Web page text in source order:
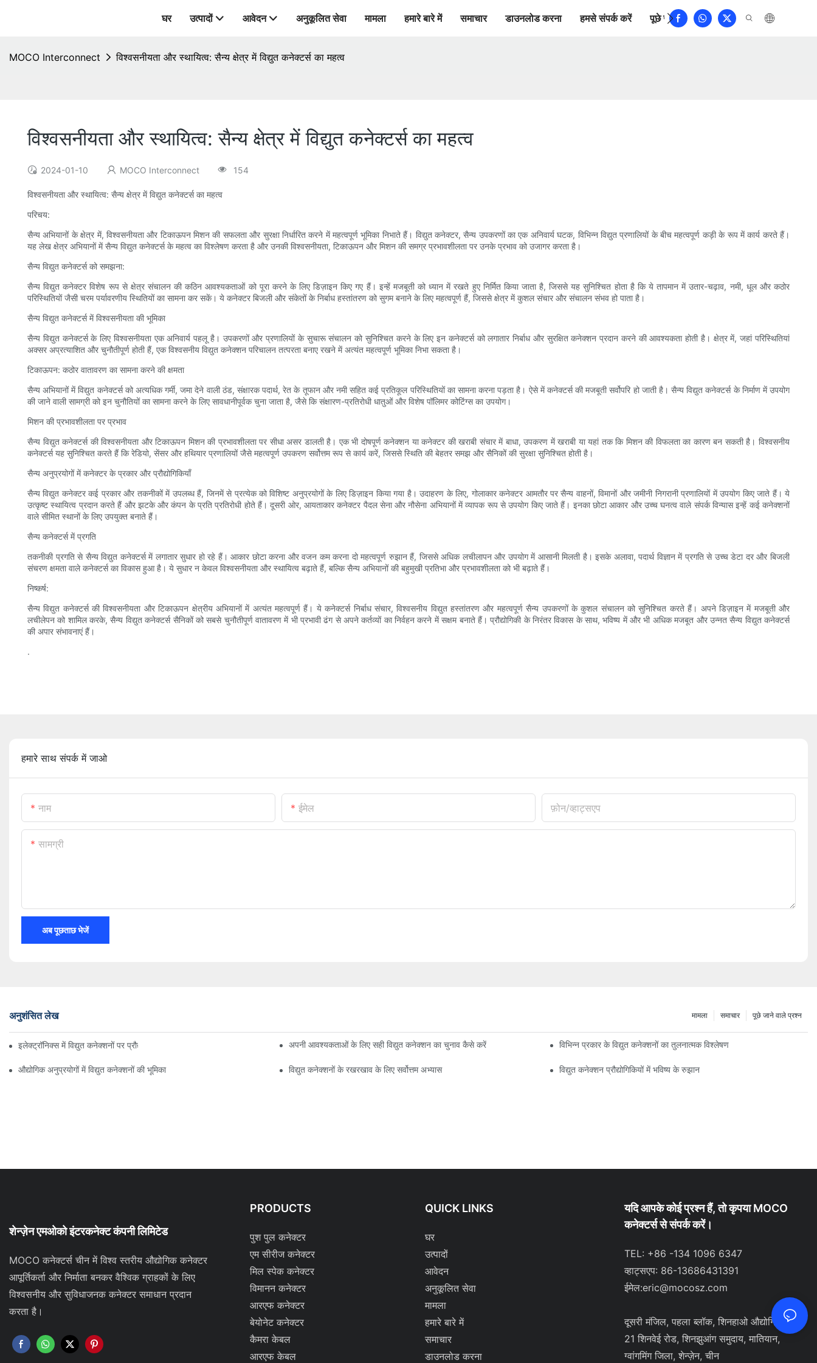
घर उत्पादों आवेदन अनुकूलित सेवा मामला हमारे बारे में समाचार डाउनलोड करना हमसे संपर्क करें पूछे जाने वाले प्रश्न
MOCO Interconnect विश्वसनीयता और स्थायित्व: सैन्य क्षेत्र में विद्युत कनेक्टर्स का महत्व
विश्वसनीयता और स्थायित्व: सैन्य क्षेत्र में विद्युत कनेक्टर्स का महत्व
2024-01-10 MOCO Interconnect 154
विश्वसनीयता और स्थायित्व: सैन्य क्षेत्र में विद्युत कनेक्टर्स का महत्व
परिचय:
सैन्य अभियानों के क्षेत्र में, विश्वसनीयता और टिकाऊपन मिशन की सफलता और सुरक्षा निर्धारित करने में महत्वपूर्ण भूमिका निभाते हैं। विद्युत कनेक्टर, सैन्य उपकरणों का एक अनिवार्य घटक, विभिन्न विद्युत प्रणालियों के बीच महत्वपूर्ण कड़ी के रूप में कार्य करते हैं।
यह लेख क्षेत्र अभियानों में सैन्य विद्युत कनेक्टर्स के महत्व का विश्लेषण करता है और उनकी विश्वसनीयता, टिकाऊपन और मिशन की समग्र प्रभावशीलता पर उनके प्रभाव को उजागर करता है।
सैन्य विद्युत कनेक्टर्स को समझना:
सैन्य विद्युत कनेक्टर विशेष रूप से क्षेत्र संचालन की कठिन आवश्यकताओं को पूरा करने के लिए डिज़ाइन किए गए हैं। इन्हें मजबूती को ध्यान में रखते हुए निर्मित किया जाता है, जिससे यह सुनिश्चित होता है कि ये तापमान में उतार-चढ़ाव, नमी, धूल और कठोर
परिस्थितियों जैसी चरम पर्यावरणीय स्थितियों का सामना कर सकें। ये कनेक्टर बिजली और संकेतों के निर्बाध हस्तांतरण को सुगम बनाने के लिए महत्वपूर्ण हैं, जिससे क्षेत्र में कुशल संचार और संचालन संभव हो पाता है।
सैन्य विद्युत कनेक्टर्स में विश्वसनीयता की भूमिका
सैन्य विद्युत कनेक्टर्स के लिए विश्वसनीयता एक अनिवार्य पहलू है। उपकरणों और प्रणालियों के सुचारू संचालन को सुनिश्चित करने के लिए इन कनेक्टर्स को लगातार निर्बाध और सुरक्षित कनेक्शन प्रदान करने की आवश्यकता होती है। क्षेत्र में, जहां परिस्थितियां
अक्सर अप्रत्याशित और चुनौतीपूर्ण होती हैं, एक विश्वसनीय विद्युत कनेक्शन परिचालन तत्परता बनाए रखने में अत्यंत महत्वपूर्ण भूमिका निभा सकता है।
टिकाऊपन: कठोर वातावरण का सामना करने की क्षमता
सैन्य अभियानों में विद्युत कनेक्टर्स को अत्यधिक गर्मी, जमा देने वाली ठंड, संक्षारक पदार्थ, रेत के तूफान और नमी सहित कई प्रतिकूल परिस्थितियों का सामना करना पड़ता है। ऐसे में कनेक्टर्स की मजबूती सर्वोपरि हो जाती है। सैन्य विद्युत कनेक्टर्स के निर्माण में उपयोग
की जाने वाली सामग्री को इन चुनौतियों का सामना करने के लिए सावधानीपूर्वक चुना जाता है, जैसे कि संक्षारण-प्रतिरोधी धातुओं और विशेष पॉलिमर कोटिंग्स का उपयोग।
मिशन की प्रभावशीलता पर प्रभाव
सैन्य विद्युत कनेक्टर्स की विश्वसनीयता और टिकाऊपन मिशन की प्रभावशीलता पर सीधा असर डालती है। एक भी दोषपूर्ण कनेक्शन या कनेक्टर की खराबी संचार में बाधा, उपकरण में खराबी या यहां तक ​​कि मिशन की विफलता का कारण बन सकती है। विश्वसनीय
कनेक्टर्स यह सुनिश्चित करते हैं कि रेडियो, सेंसर और हथियार प्रणालियों जैसे महत्वपूर्ण उपकरण सर्वोत्तम रूप से कार्य करें, जिससे स्थिति की बेहतर समझ और सैनिकों की सुरक्षा सुनिश्चित होती है।
सैन्य अनुप्रयोगों में कनेक्टर के प्रकार और प्रौद्योगिकियाँ
सैन्य विद्युत कनेक्टर कई प्रकार और तकनीकों में उपलब्ध हैं, जिनमें से प्रत्येक को विशिष्ट अनुप्रयोगों के लिए डिज़ाइन किया गया है। उदाहरण के लिए, गोलाकार कनेक्टर आमतौर पर सैन्य वाहनों, विमानों और जमीनी निगरानी प्रणालियों में उपयोग किए जाते हैं। ये
उत्कृष्ट स्थायित्व प्रदान करते हैं और झटके और कंपन के प्रति प्रतिरोधी होते हैं। दूसरी ओर, आयताकार कनेक्टर पैदल सेना और नौसेना अभियानों में व्यापक रूप से उपयोग किए जाते हैं। इनका छोटा आकार और उच्च घनत्व वाले संपर्क विन्यास इन्हें कई कनेक्शनों
वाले सीमित स्थानों के लिए उपयुक्त बनाते हैं।
सैन्य कनेक्टर्स में प्रगति
तकनीकी प्रगति से सैन्य विद्युत कनेक्टर्स में लगातार सुधार हो रहे हैं। आकार छोटा करना और वजन कम करना दो महत्वपूर्ण रुझान हैं, जिससे अधिक लचीलापन और उपयोग में आसानी मिलती है। इसके अलावा, पदार्थ विज्ञान में प्रगति से उच्च डेटा दर और बिजली
संचरण क्षमता वाले कनेक्टर्स का विकास हुआ है। ये सुधार न केवल विश्वसनीयता और स्थायित्व बढ़ाते हैं, बल्कि सैन्य अभियानों की बहुमुखी प्रतिभा और प्रभावशीलता को भी बढ़ाते हैं।
निष्कर्ष:
सैन्य विद्युत कनेक्टर्स की विश्वसनीयता और टिकाऊपन क्षेत्रीय अभियानों में अत्यंत महत्वपूर्ण हैं। ये कनेक्टर्स निर्बाध संचार, विश्वसनीय विद्युत हस्तांतरण और महत्वपूर्ण सैन्य उपकरणों के कुशल संचालन को सुनिश्चित करते हैं। अपने डिज़ाइन में मजबूती और
लचीलेपन को शामिल करके, सैन्य विद्युत कनेक्टर्स सैनिकों को सबसे चुनौतीपूर्ण वातावरण में भी प्रभावी ढंग से अपने कर्तव्यों का निर्वहन करने में सक्षम बनाते हैं। प्रौद्योगिकी के निरंतर विकास के साथ, भविष्य में और भी अधिक मजबूत और उन्नत सैन्य विद्युत कनेक्टर्स
की अपार संभावनाएं हैं।
.
हमारे साथ संपर्क में जाओ
नाम ईमेल फ़ोन/व्हाट्सएप
सामग्री
अब पूछताछ भेजें
अनुशंसित लेख पूछे जाने वाले प्रश्न
समाचार
मामला
इलेक्ट्रॉनिक्स में विद्युत कनेक्शनों पर प्रौद्योगिकी का प्रभाव अपनी आवश्यकताओं के लिए सही विद्युत कनेक्शन का चुनाव कैसे करें विभिन्न प्रकार के विद्युत कनेक्शनों का तुलनात्मक विश्लेषण
औद्योगिक अनुप्रयोगों में विद्युत कनेक्शनों की भूमिका विद्युत कनेक्शनों के रखरखाव के लिए सर्वोत्तम अभ्यास विद्युत कनेक्शन प्रौद्योगिकियों में भविष्य के रुझान
शेन्ज़ेन एमओको इंटरकनेक्ट कंपनी लिमिटेड
MOCO कनेक्टर्स चीन में विश्व स्तरीय औद्योगिक कनेक्टर
आपूर्तिकर्ता और निर्माता बनकर वैश्विक ग्राहकों के लिए
विश्वसनीय और सुविधाजनक कनेक्टर समाधान प्रदान
करता है।
PRODUCTS
पुश पुल कनेक्टर
एम सीरीज कनेक्टर
मिल स्पेक कनेक्टर
विमानन कनेक्टर
आरएफ कनेक्टर
बेयोनेट कनेक्टर
कैमरा केबल
आरएफ केबल
QUICK LINKS
घर
उत्पादों
आवेदन
अनुकूलित सेवा
मामला
हमारे बारे में
समाचार
डाउनलोड करना
यदि आपके कोई प्रश्न हैं, तो कृपया MOCO
कनेक्टर्स से संपर्क करें।
TEL: +86 -134 1096 6347
व्हाट्सएप: 86-13686431391
ईमेल:eric@mocosz.com
दूसरी मंजिल, पहला ब्लॉक, शिनहाओ औद्योगिक पार्क,
21 शिनवेई रोड, शिनझुआंग समुदाय, मातियान,
ग्वांगमिंग जिला, शेन्ज़ेन, चीन